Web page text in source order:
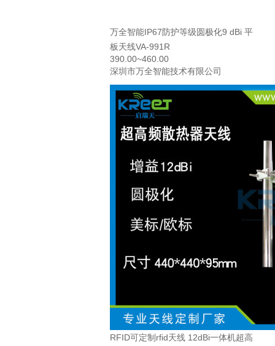
万全智能IP67防护等级圆极化9 dBi 平
板天线VA-991R
390.00~460.00
深圳市万全智能技术有限公司
RFID可定制rfid天线 12dBi一体机超高